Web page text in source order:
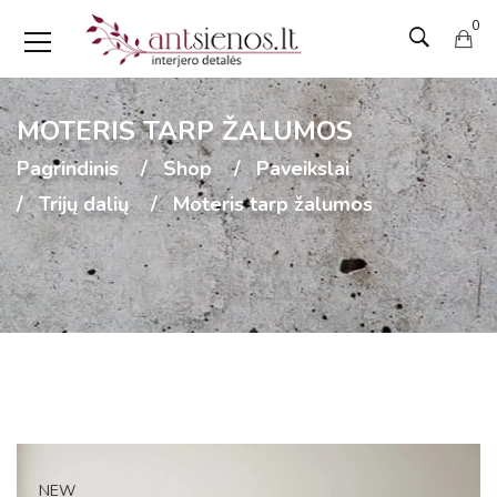
0
MOTERIS TARP ŽALUMOS
Pagrindinis Shop
Paveikslai
Trijų dalių
Moteris tarp žalumos
NEW